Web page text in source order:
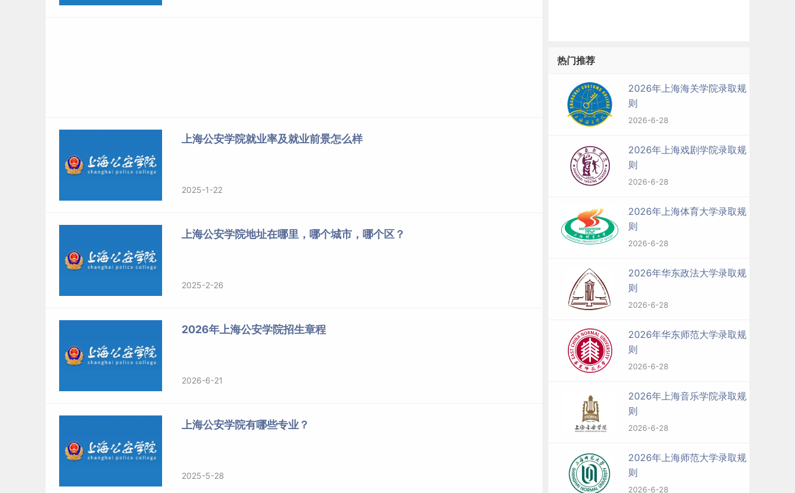
上海公安学院就业率及就业前景怎么样
2025-1-22
上海公安学院地址在哪里，哪个城市，哪个区？
2025-2-26
2026年上海公安学院招生章程
2026-6-21
上海公安学院有哪些专业？
2025-5-28
热门推荐
2026年上海海关学院录取规
则
2026-6-28
2026年上海戏剧学院录取规
则
2026-6-28
2026年上海体育大学录取规
则
2026-6-28
2026年华东政法大学录取规
则
2026-6-28
2026年华东师范大学录取规
则
2026-6-28
2026年上海音乐学院录取规
则
2026-6-28
2026年上海师范大学录取规
则
2026-6-28